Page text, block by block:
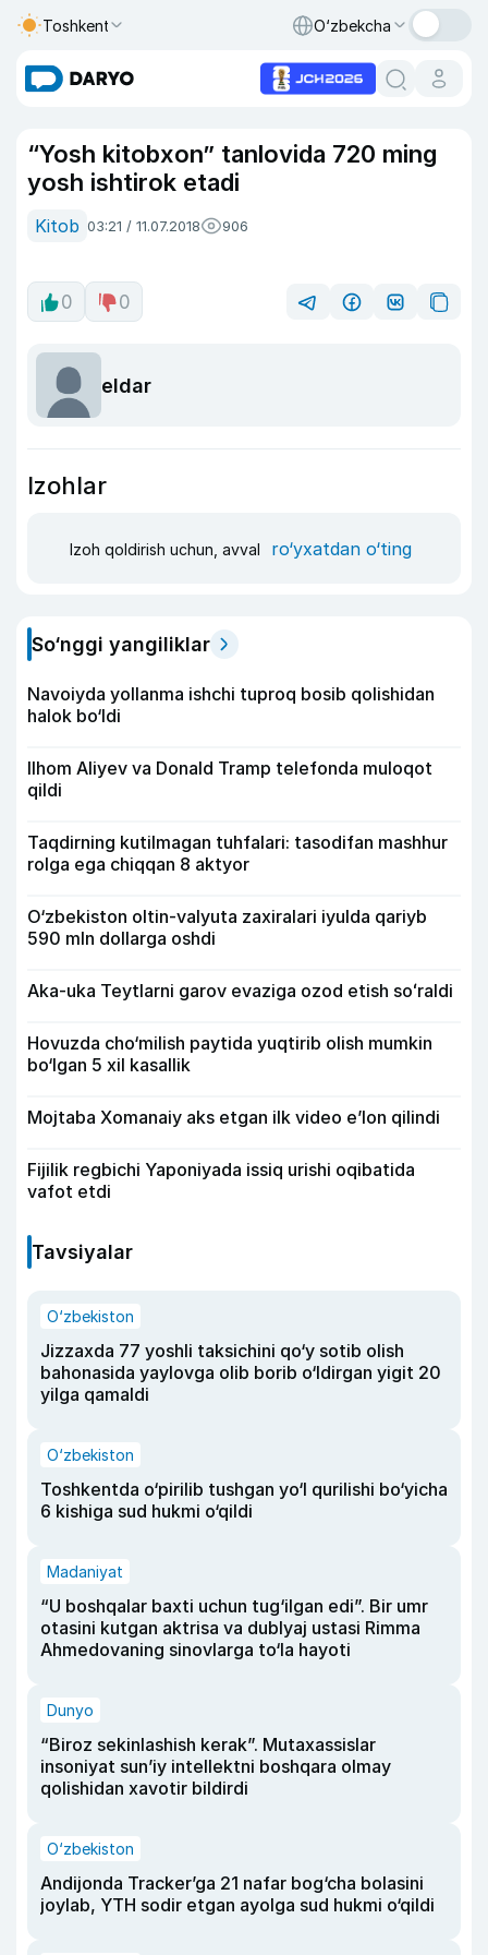
Toshkent O‘zbekcha
“Yosh kitobxon” tanlovida 720 ming
yosh ishtirok etadi
Kitob 03:21 / 11.07.2018 906
0 0
eldar
Izohlar
Izoh qoldirish uchun, avval ro‘yxatdan o‘ting
So‘nggi yangiliklar
Navoiyda yollanma ishchi tuproq bosib qolishidan
halok bo‘ldi
Ilhom Aliyev va Donald Tramp telefonda muloqot
qildi
Taqdirning kutilmagan tuhfalari: tasodifan mashhur
rolga ega chiqqan 8 aktyor
O‘zbekiston oltin-valyuta zaxiralari iyulda qariyb
590 mln dollarga oshdi
Aka-uka Teytlarni garov evaziga ozod etish soʻraldi
Hovuzda cho‘milish paytida yuqtirib olish mumkin
bo‘lgan 5 xil kasallik
Mojtaba Xomanaiy aks etgan ilk video e’lon qilindi
Fijilik regbichi Yaponiyada issiq urishi oqibatida
vafot etdi
Tavsiyalar
O‘zbekiston
Jizzaxda 77 yoshli taksichini qo‘y sotib olish
bahonasida yaylovga olib borib o‘ldirgan yigit 20
yilga qamaldi
O‘zbekiston
Toshkentda o‘pirilib tushgan yo‘l qurilishi bo‘yicha
6 kishiga sud hukmi o‘qildi
Madaniyat
“U boshqalar baxti uchun tug‘ilgan edi”. Bir umr
otasini kutgan aktrisa va dublyaj ustasi Rimma
Ahmedovaning sinovlarga to‘la hayoti
Dunyo
“Biroz sekinlashish kerak”. Mutaxassislar
insoniyat sun’iy intellektni boshqara olmay
qolishidan xavotir bildirdi
O‘zbekiston
Andijonda Tracker’ga 21 nafar bog‘cha bolasini
joylab, YTH sodir etgan ayolga sud hukmi o‘qildi